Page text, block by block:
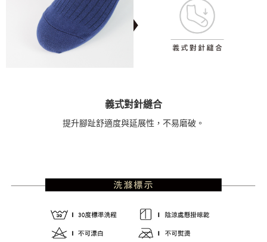
義式對針縫合
提升腳趾舒適度與延展性，不易磨破。